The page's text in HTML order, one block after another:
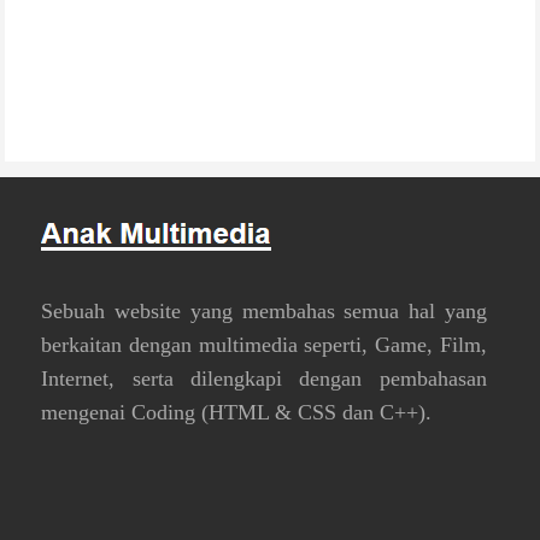
Sebuah website yang membahas semua hal yang
berkaitan dengan multimedia seperti, Game, Film,
Internet, serta dilengkapi dengan pembahasan
mengenai Coding (HTML & CSS dan C++).